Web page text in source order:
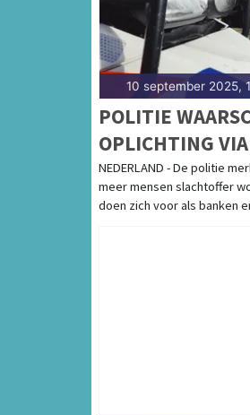
10 september 2025,
POLITIE
OPLICHTING
MAILS
NEDERLAND - De politie
meer mensen slachtoffer
doen zich voor als banken